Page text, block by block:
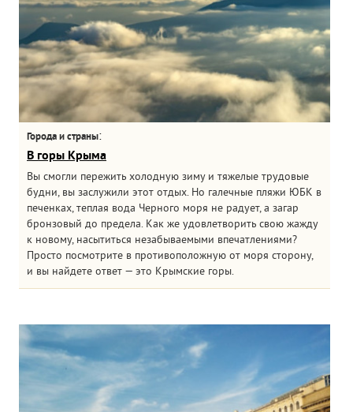
Города и страны:
В горы Крыма
Вы смогли пережить холодную зиму и тяжелые трудовые
будни, вы заслужили этот отдых. Но галечные пляжи ЮБК в
печенках, теплая вода Черного моря не радует, а загар
бронзовый до предела. Как же удовлетворить свою жажду
к новому, насытиться незабываемыми впечатлениями?
Просто посмотрите в противоположную от моря сторону,
и вы найдете ответ — это Крымские горы.